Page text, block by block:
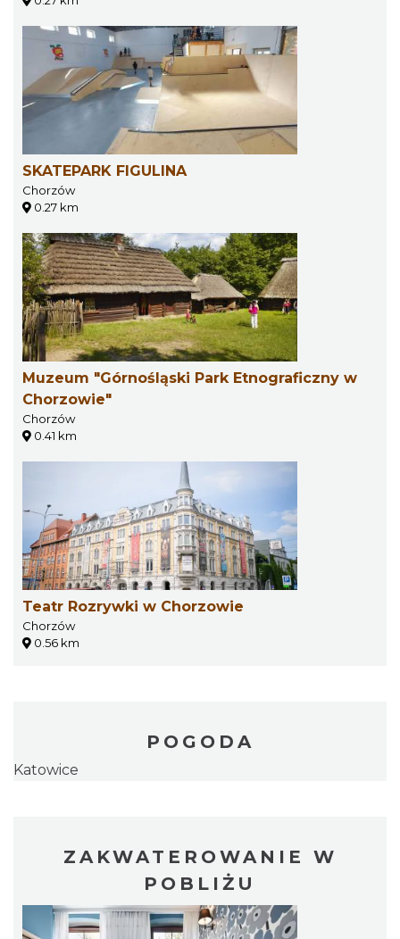
SKATEPARK FIGULINA
Chorzów
0.27 km
Muzeum "Górnośląski Park Etnograficzny w
Chorzowie"
Chorzów
0.41 km
Teatr Rozrywki w Chorzowie
Chorzów
0.56 km
POGODA
Katowice
ZAKWATEROWANIE W
POBLIŻU